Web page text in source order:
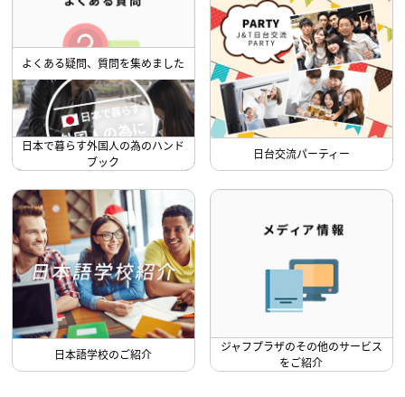
よくある疑問、質問を集めました
日本で暮らす外国人の為のハンド
ブック
日台交流パーティー
日本語学校のご紹介
ジャフプラザのその他のサービス
をご紹介